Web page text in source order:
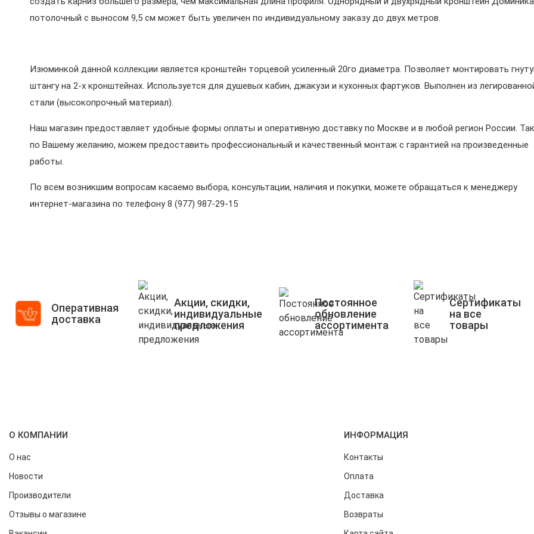
потолочный с выносом 9,5 см может быть увеличен по индивидуальному заказу до двух метров.
Изюминкой данной коллекции является кронштейн торцевой усиленный 20го диаметра. Позволяет монтировать
штангу на 2-х кронштейнах. Используется для душевых кабин, джакузи и кухонных фартуков. Выполнен из
стали (высокопрочный материал).
Наш магазин предоставляет удобные формы оплаты и оперативную доставку по Москве и в любой регион России.
по Вашему желанию, можем предоставить профессиональный и качественный монтаж с гарантией на произведенные
работы.
По всем возникшим вопросам касаемо выбора, консультации, наличия и покупки, можете обращаться к менеджеру
интернет-магазина по телефону 8 (977) 987-29-15
Оперативная
доставка
Акции, скидки,
индивидуальные
предложения
Постоянное
обновление
ассортимента
Сертификаты
на все
товары
О КОМПАНИИ
О нас
Новости
Производители
Отзывы о магазине
ИНФОРМАЦИЯ
Контакты
Оплата
Доставка
Возвраты